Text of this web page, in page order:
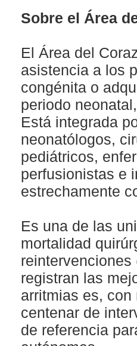
Sobre el Área
El Área del
asistencia a los
congénita o
periodo
Está integrada
neonatólogos,
pediátricos,
perfusionistas e
estrechamente
Es una de las
mortalidad
reintervenciones
registran las
arritmias es,
centenar de
de referencia